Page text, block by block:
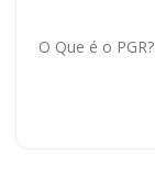
O Que é o